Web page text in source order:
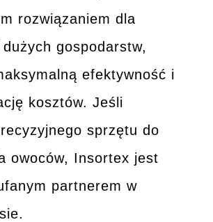
rozwiązaniem dla
gospodarstw,
efektywność i
kosztów. Jeśli
sprzętu do
owoców, Insortex jest
partnerem w